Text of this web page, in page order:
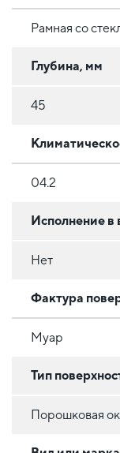
Рамная со
Глубина, мм
45
04.2
Исполнение в
Нет
Фактура
Муар
Тип
Порошковая